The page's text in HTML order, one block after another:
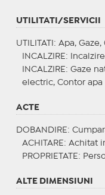
UTILITATI/SERVICII
UTILITATI : Apa,
INCALZIRE :
INCALZIRE : Gaze
electric, Contor apa
ACTE
DOBANDIRE :
ACHITARE : Achitat
PROPRIETATE :
ALTE DIMENSIUNI